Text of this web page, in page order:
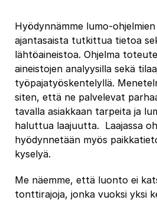
Hyödynnämme lumo-
ajantasaista tutkittua tietoa
lähtöaineistoa. Ohjelma
aineistojen analyysilla sekä
työpajatyöskentelyllä.
siten, että ne palvelevat
tavalla asiakkaan tarpeita ja
haluttua laajuutta. Laajassa
hyödynnetään myös
kyselyä.
Me näemme, että luonto ei
tonttirajoja, jonka vuoksi yksi